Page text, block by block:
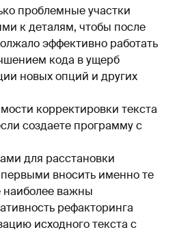
проблемные участки
к деталям, чтобы после
эффективно работать
кода в ущерб
новых опций и других
корректировки текста
создаете программу с
для расстановки
вносить именно те
наиболее важны
рефакторинга
исходного текста с